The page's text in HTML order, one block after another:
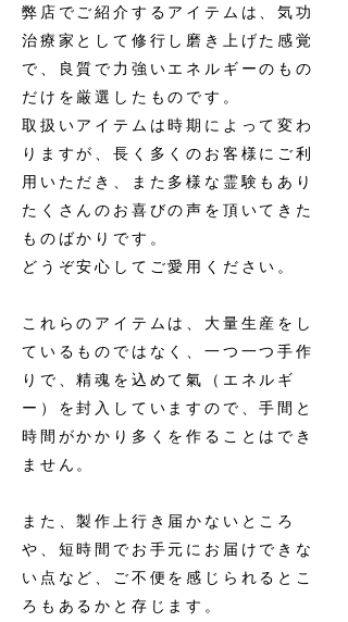
弊店でご紹介するアイテムは、気功
治療家として修行し磨き上げた感覚
で、良質で力強いエネルギーのもの
だけを厳選したものです。
取扱いアイテムは時期によって変わ
りますが、長く多くのお客様にご利
用いただき、また多様な霊験もあり
たくさんのお喜びの声を頂いてきた
ものばかりです。
どうぞ安心してご愛用ください。
これらのアイテムは、大量生産をし
ているものではなく、一つ一つ手作
りで、精魂を込めて氣（エネルギ
ー）を封入していますので、手間と
時間がかかり多くを作ることはでき
ません。
また、製作上行き届かないところ
や、短時間でお手元にお届けできな
い点など、ご不便を感じられるとこ
ろもあるかと存じます。